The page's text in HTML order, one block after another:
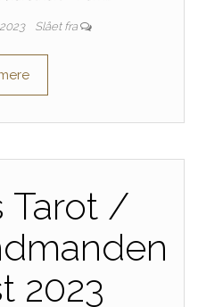
Slået fra
Tarot /
2023